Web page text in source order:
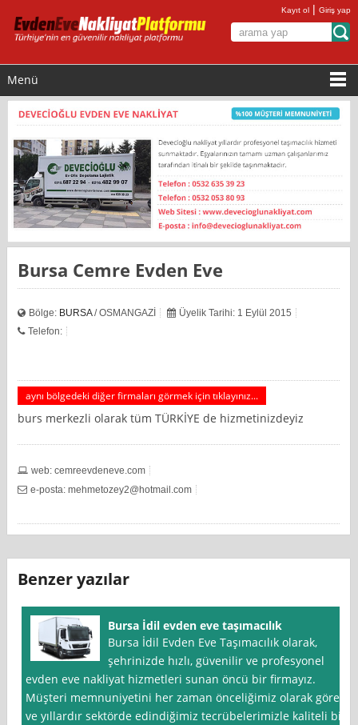
Kayıt ol |Giriş yap
Menü
Bursa Cemre Evden Eve
Bölge: BURSA/ OSMANGAZİ
Üyelik Tarihi: 1 Eylül 2015
Telefon:
aynı bölgedeki diğer firmaları görmek için tıklayınız...
burs merkezli olarak tüm TÜRKİYE de hizmetinizdeyiz
web: cemreevdeneve.com
e-posta:mehmetozey2@hotmail.com
Benzer yazılar
Bursa İdil evden eve taşımacılık
Bursa İdil Evden Eve Taşımacılık olarak,
şehrinizde hızlı, güvenilir ve profesyonel
evden eve nakliyat hizmetleri sunan öncü bir firmayız.
Müşteri memnuniyetini her zaman önceliğimiz olarak gören
ve yıllardır sektörde edindiğimiz tecrübelerimizle kaliteli bir